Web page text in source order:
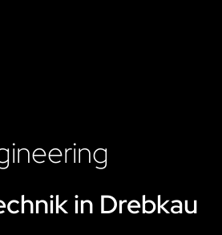
in Drebkau